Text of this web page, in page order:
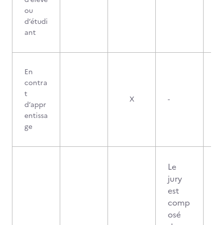
ou
d’étudi
ant
En
contra
t
d’appr
entissa
ge
X -
Le
jury
est
comp
osé